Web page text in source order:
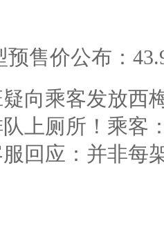
预售价公布：
向乘客发放西
上厕所！乘客
回应：并非每